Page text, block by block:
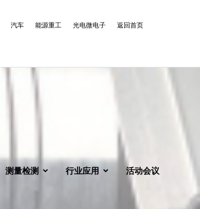
汽车 能源重工 光电微电子 返回首页
测量检测 行业应用 活动会议